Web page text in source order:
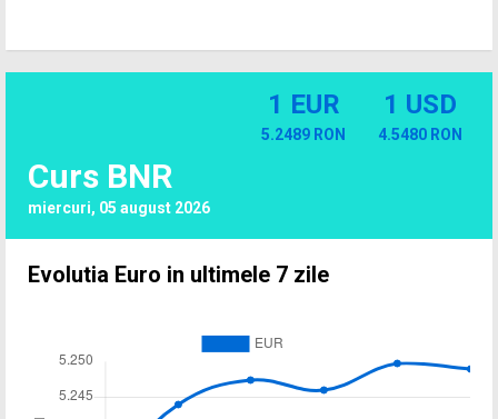
Curs BNR
miercuri, 05 august 2026
1 EUR
5.2489 RON
1 USD
4.5480 RON
Evolutia Euro in ultimele 7 zile